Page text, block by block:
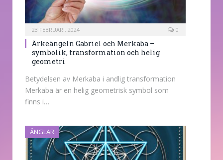
23 FEBRUARI, 2024 0
Ärkeängeln Gabriel och Merkaba –
symbolik, transformation och helig
geometri
Betydelsen av Merkaba i andlig transformation
Merkaba är en helig geometrisk symbol som
finns i…
ÄNGLAR